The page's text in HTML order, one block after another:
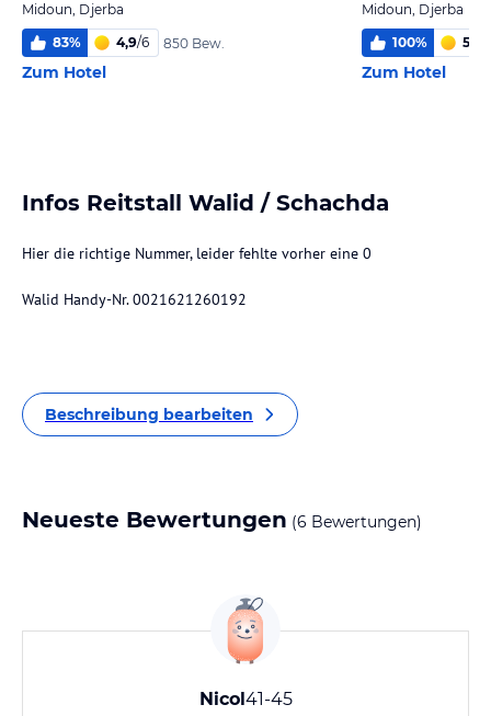
Midoun, Djerba
83% 4,9/6 850 Bew.
Zum Hotel
Midoun, Djerba
100% 5,5
Zum Hotel
Infos Reitstall Walid / Schachda
Hier die richtige Nummer, leider fehlte vorher eine 0
Walid Handy-Nr. 0021621260192
Beschreibung bearbeiten
Neueste Bewertungen (6 Bewertungen)
Nicol41-45